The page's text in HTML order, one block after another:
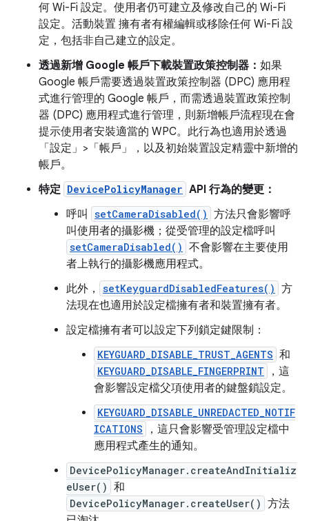
何 Wi-Fi 設定。使用者仍可建立及修改自己的 Wi-Fi
設定。活動裝置 擁有者有權編輯或移除任何 Wi-Fi 設
定，包括非自己建立的設定。
透過新增 Google 帳戶下載裝置政策控制器： 如果
Google 帳戶需要透過裝置政策控制器 (DPC) 應用程
式進行管理的 Google 帳戶，而需透過裝置政策控制
器 (DPC) 應用程式進行管理，則新增帳戶流程現在會
提示使用者安裝適當的 WPC。此行為也適用於透過
「設定」>「帳戶」
，以及初始裝置設定精靈中新增的
帳戶。
特定 DevicePolicyManager API 行為的變更：
呼叫
setCameraDisabled() 方法只會影響呼
叫使用者的攝影機；從受管理的設定檔呼叫
setCameraDisabled() 不會影響在主要使用
者上執行的攝影機應用程式。
此外，
setKeyguardDisabledFeatures() 方
法現在也適用於設定檔擁有者和裝置擁有者。
設定檔擁有者可以設定下列鎖定鍵限制：
KEYGUARD_DISABLE_TRUST_AGENTS 和
KEYGUARD_DISABLE_FINGERPRINT
，這
會影響設定檔父項使用者的鍵盤鎖設定。
KEYGUARD_DISABLE_UNREDACTED_NOTIF
ICATIONS
，這只會影響受管理設定檔中
應用程式產生的通知。
DevicePolicyManager.createAndInitializ
eUser() 和
DevicePolicyManager.createUser() 方法